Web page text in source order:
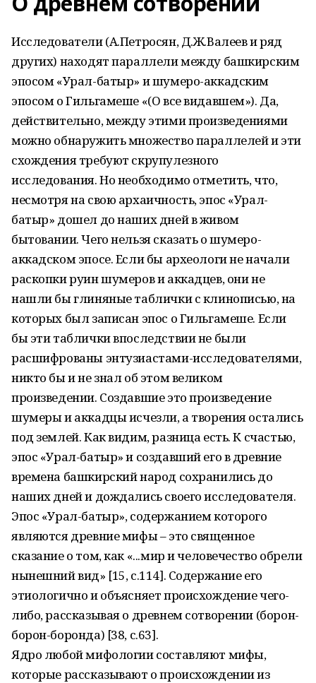
Исследователи (А.Петросян, Д.Ж.Валеев и ряд
других) находят параллели между башкирским
эпосом «Урал-батыр» и шумеро-аккадским
эпосом о Гильгамеше «(О все видавшем»). Да,
действительно, между этими произведениями
можно обнаружить множество параллелей и эти
схождения требуют скрупулезного
исследования. Но необходимо отметить, что,
несмотря на свою архаичность, эпос «Урал-
батыр» дошел до наших дней в живом
бытовании. Чего нельзя сказать о шумеро-
аккадском эпосе. Если бы археологи не начали
раскопки руин шумеров и аккадцев, они не
нашли бы глиняные таблички с клинописью, на
которых был записан эпос о Гильгамеше. Если
бы эти таблички впоследствии не были
расшифрованы энтузиастами-исследователями,
никто бы и не знал об этом великом
произведении. Создавшие это произведение
шумеры и аккадцы исчезли, а творения остались
под землей. Как видим, разница есть. К счастью,
эпос «Урал-батыр» и создавший его в древние
времена башкирский народ сохранились до
наших дней и дождались своего исследователя.
Эпос «Урал-батыр», содержанием которого
являются древние мифы – это священное
сказание о том, как «...мир и человечество обрели
нынешний вид» [15, с.114]. Содержание его
этиологично и объясняет происхождение чего-
либо, рассказывая о древнем сотворении (борон-
борон-боронда) [38, с.63].
Ядро любой мифологии составляют мифы,
которые рассказывают о происхождении из